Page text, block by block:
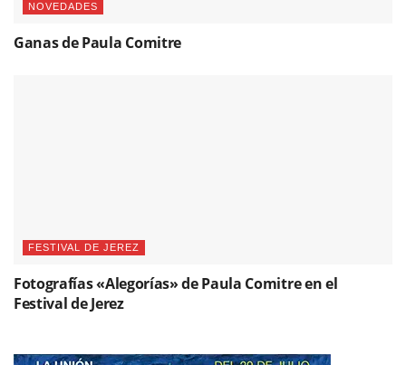
NOVEDADES
Ganas de Paula Comitre
FESTIVAL DE JEREZ
Fotografías «Alegorías» de Paula Comitre en el
Festival de Jerez